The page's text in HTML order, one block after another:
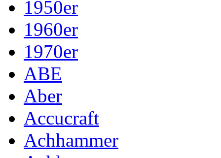
1950er
1960er
1970er
ABE
Aber
Accucraft
Achhammer